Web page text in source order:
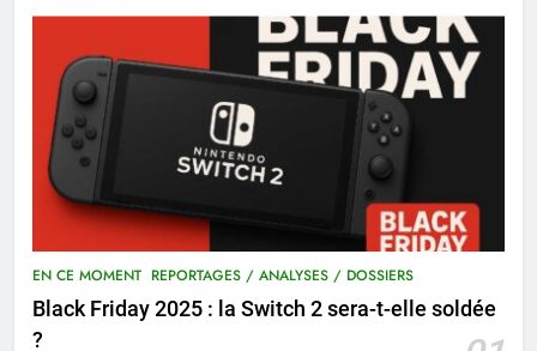
EN CE MOMENT REPORTAGES / ANALYSES / DOSSIERS
Black Friday 2025 : la Switch 2 sera-t-elle soldée
?